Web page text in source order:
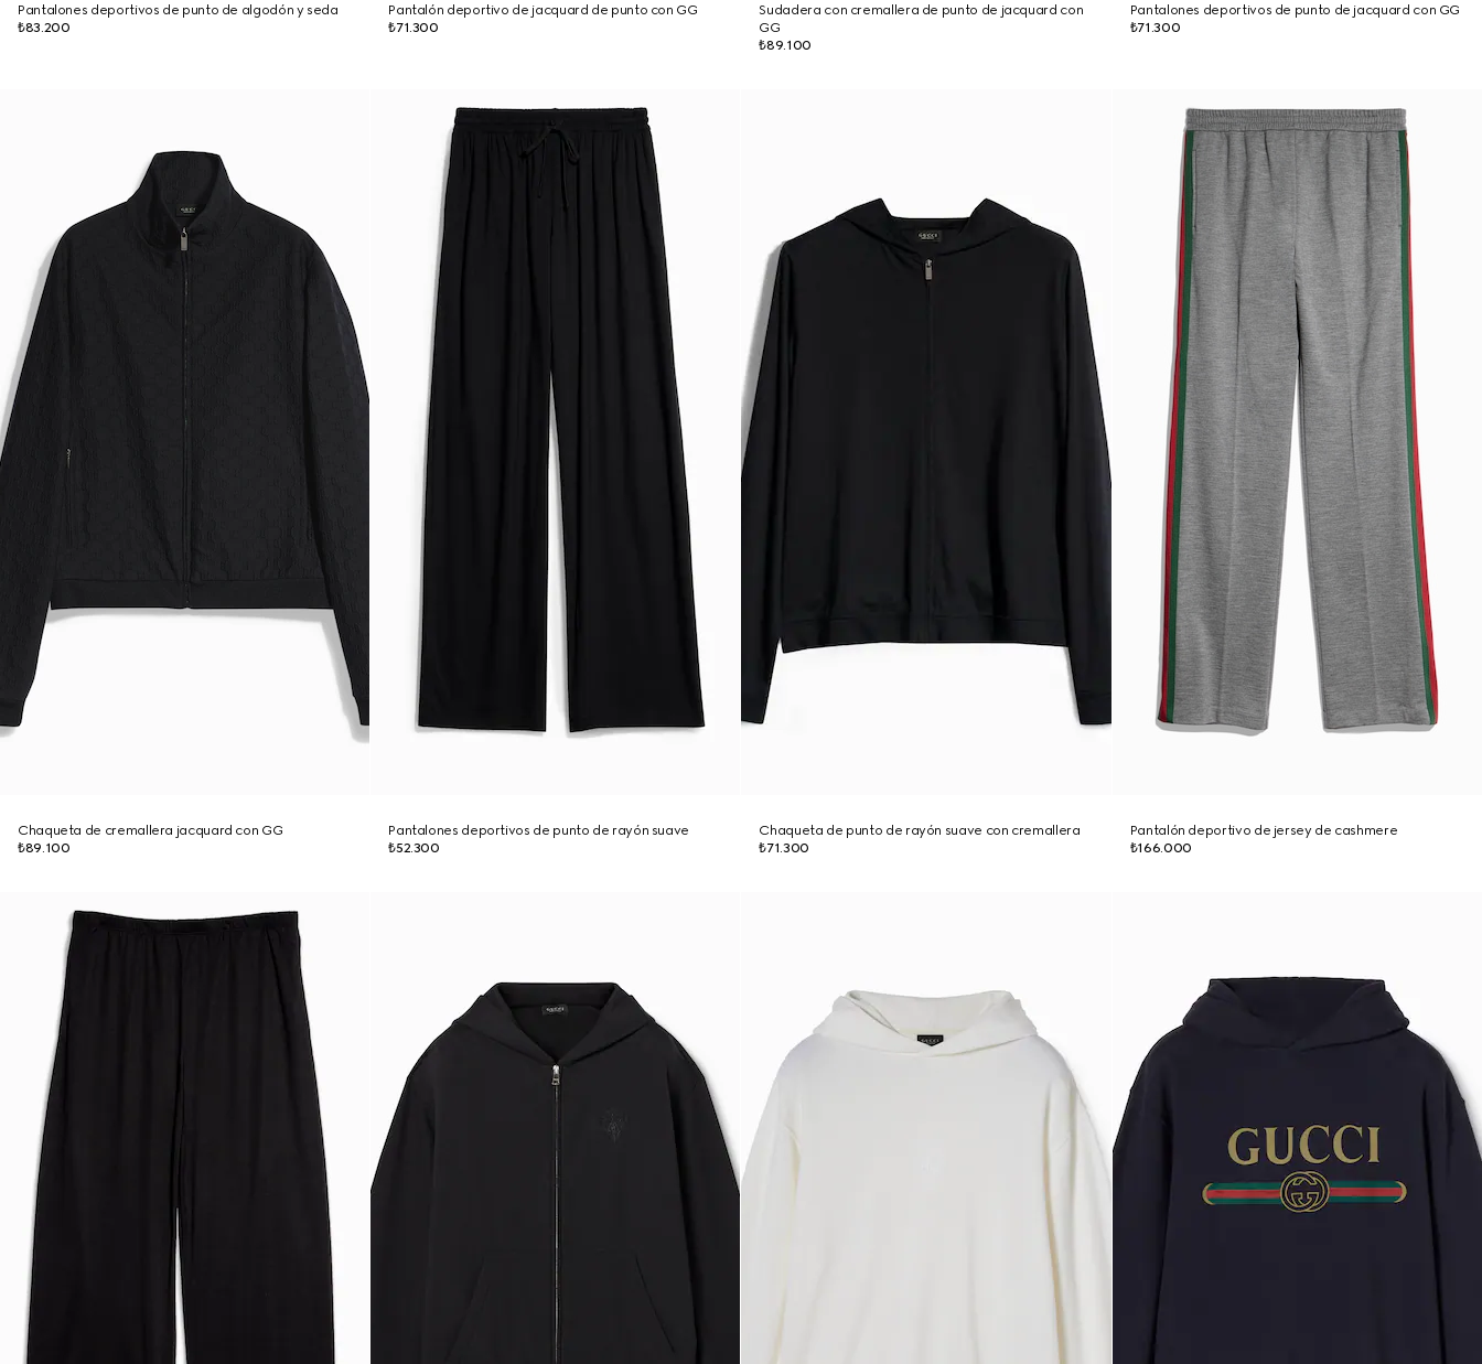
Pantalones deportivos de punto de algodón y seda
₺83.200
Pantalón deportivo de jacquard de punto con GG
₺71.300
Sudadera con cremallera de punto de jacquard con
GG
₺89.100
Pantalones deportivos de punto de jacquard con GG
₺71.300
Chaqueta de cremallera jacquard con GG
₺89.100
Pantalones deportivos de punto de rayón suave
₺52.300
Chaqueta de punto de rayón suave con cremallera
₺71.300
Pantalón deportivo de jersey de cashmere
₺166.000